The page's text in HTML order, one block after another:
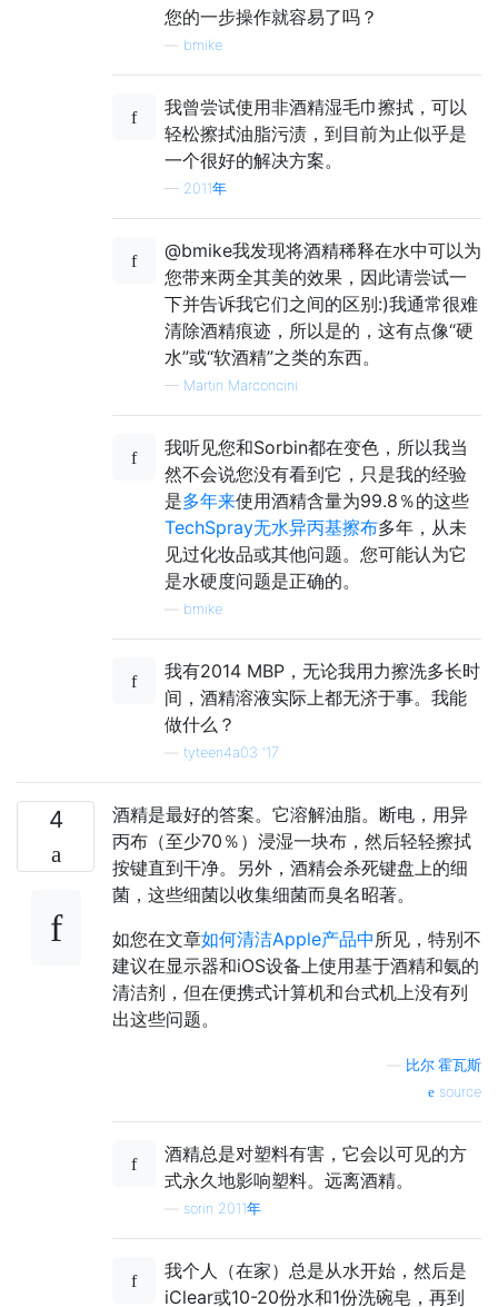
您的一步操作就容易了吗？
bmike
我曾尝试使用非酒精湿毛巾擦拭，可以
轻松擦拭油脂污渍，到目前为止似乎是
一个很好的解决方案。
— 2011年
@bmike我发现将酒精稀释在水中可以为
您带来两全其美的效果，因此请尝试一
下并告诉我它们之间的区别:)我通常很难
清除酒精痕迹，所以是的，这有点像“硬
水”或“软酒精”之类的东西。
— Martin Marconcini
我听见您和Sorbin都在变色，所以我当
然不会说您没有看到它，只是我的经验
是多年来使用酒精含量为99.8％的这些
TechSpray无水异丙基擦布多年，从未
见过化妆品或其他问题。您可能认为它
是水硬度问题是正确的。
bmike
我有2014 MBP，无论我用力擦洗多长时
间，酒精溶液实际上都无济于事。我能
做什么？
tyteen4a03 '17
4
酒精是最好的答案。它溶解油脂。断电，用异
丙布（至少70％）浸湿一块布，然后轻轻擦拭
按键直到干净。另外，酒精会杀死键盘上的细
菌，这些细菌以收集细菌而臭名昭著。
如您在文章如何清洁Apple产品中 所见，特别不
建议在显示器和iOS设备上使用基于酒精和氨的
清洁剂，但在便携式计算机和台式机上没有列
出这些问题。
比尔·霍瓦斯
source
酒精总是对塑料有害，它会以可见的方
式永久地影响塑料。远离酒精。
sorin 2011年
我个人（在家）总是从水开始，然后是
iClear或10-20份水和1份洗碗皂，再到